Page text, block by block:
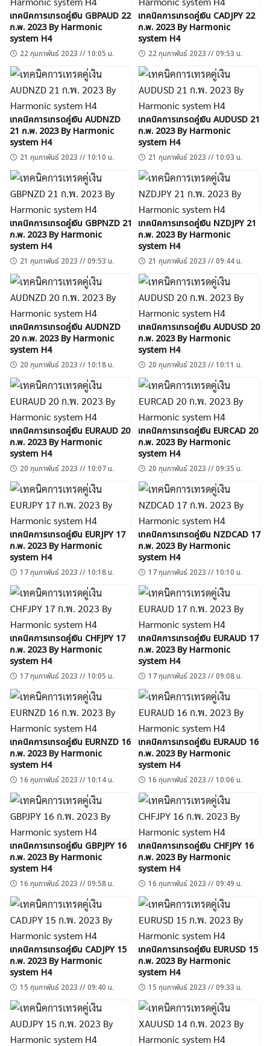
เทคนิคการเทรดคู่เงิน GBPAUD 22
ก.พ. 2023 By Harmonic
system H4
22 กุมภาพันธ์ 2023 // 10:05 น.
เทคนิคการเทรดคู่เงิน CADJPY 22
ก.พ. 2023 By Harmonic
system H4
22 กุมภาพันธ์ 2023 // 09:53 น.
เทคนิคการเทรดคู่เงิน AUDNZD
21 ก.พ. 2023 By Harmonic
system H4
21 กุมภาพันธ์ 2023 // 10:10 น.
เทคนิคการเทรดคู่เงิน AUDUSD 21
ก.พ. 2023 By Harmonic
system H4
21 กุมภาพันธ์ 2023 // 10:03 น.
เทคนิคการเทรดคู่เงิน GBPNZD 21
ก.พ. 2023 By Harmonic
system H4
21 กุมภาพันธ์ 2023 // 09:53 น.
เทคนิคการเทรดคู่เงิน NZDJPY 21
ก.พ. 2023 By Harmonic
system H4
21 กุมภาพันธ์ 2023 // 09:44 น.
เทคนิคการเทรดคู่เงิน AUDNZD
20 ก.พ. 2023 By Harmonic
system H4
20 กุมภาพันธ์ 2023 // 10:18 น.
เทคนิคการเทรดคู่เงิน AUDUSD 20
ก.พ. 2023 By Harmonic
system H4
20 กุมภาพันธ์ 2023 // 10:11 น.
เทคนิคการเทรดคู่เงิน EURAUD 20
ก.พ. 2023 By Harmonic
system H4
20 กุมภาพันธ์ 2023 // 10:07 น.
เทคนิคการเทรดคู่เงิน EURCAD 20
ก.พ. 2023 By Harmonic
system H4
20 กุมภาพันธ์ 2023 // 09:35 น.
เทคนิคการเทรดคู่เงิน EURJPY 17
ก.พ. 2023 By Harmonic
system H4
17 กุมภาพันธ์ 2023 // 10:18 น.
เทคนิคการเทรดคู่เงิน NZDCAD 17
ก.พ. 2023 By Harmonic
system H4
17 กุมภาพันธ์ 2023 // 10:10 น.
เทคนิคการเทรดคู่เงิน CHFJPY 17
ก.พ. 2023 By Harmonic
system H4
17 กุมภาพันธ์ 2023 // 10:05 น.
เทคนิคการเทรดคู่เงิน EURAUD 17
ก.พ. 2023 By Harmonic
system H4
17 กุมภาพันธ์ 2023 // 09:08 น.
เทคนิคการเทรดคู่เงิน EURNZD 16
ก.พ. 2023 By Harmonic
system H4
16 กุมภาพันธ์ 2023 // 10:14 น.
เทคนิคการเทรดคู่เงิน EURAUD 16
ก.พ. 2023 By Harmonic
system H4
16 กุมภาพันธ์ 2023 // 10:06 น.
เทคนิคการเทรดคู่เงิน GBPJPY 16
ก.พ. 2023 By Harmonic
system H4
16 กุมภาพันธ์ 2023 // 09:58 น.
เทคนิคการเทรดคู่เงิน CHFJPY 16
ก.พ. 2023 By Harmonic
system H4
16 กุมภาพันธ์ 2023 // 09:49 น.
เทคนิคการเทรดคู่เงิน CADJPY 15
ก.พ. 2023 By Harmonic
system H4
15 กุมภาพันธ์ 2023 // 09:40 น.
เทคนิคการเทรดคู่เงิน EURUSD 15
ก.พ. 2023 By Harmonic
system H4
15 กุมภาพันธ์ 2023 // 09:33 น.